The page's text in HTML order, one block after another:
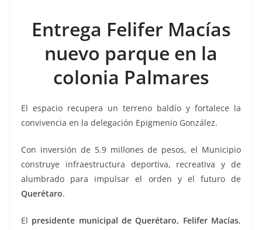
e
b
o
k
er l s
A
p
p
y
Li
n
k
gr
a
m
e
Entrega Felifer Macías
nuevo parque en la
colonia Palmares
El espacio recupera un terreno baldío y fortalece la
convivencia en la delegación Epigmenio González.
Con inversión de 5.9 millones de pesos, el Municipio
construye infraestructura deportiva, recreativa y de
alumbrado para impulsar el orden y el futuro de
Querétaro.
El presidente municipal de Querétaro, Felifer Macías,